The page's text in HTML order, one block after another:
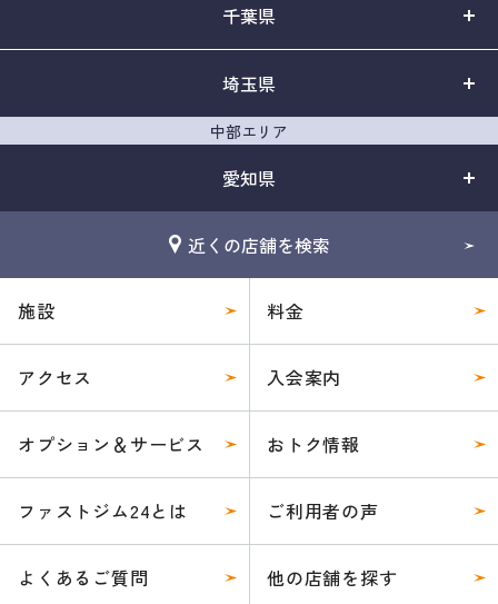
千葉県
埼玉県
中部エリア
愛知県
近くの店舗を検索
施設 料金
アクセス 入会案内
オプション＆サービス おトク情報
ファストジム24とは ご利用者の声
よくあるご質問 他の店舗を探す